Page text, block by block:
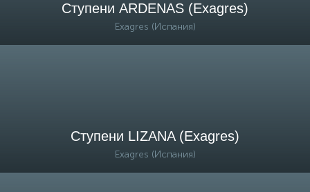
Ступени ARDENAS (Exagres)
Exagres (Испания)
Ступени LIZANA (Exagres)
Exagres (Испания)